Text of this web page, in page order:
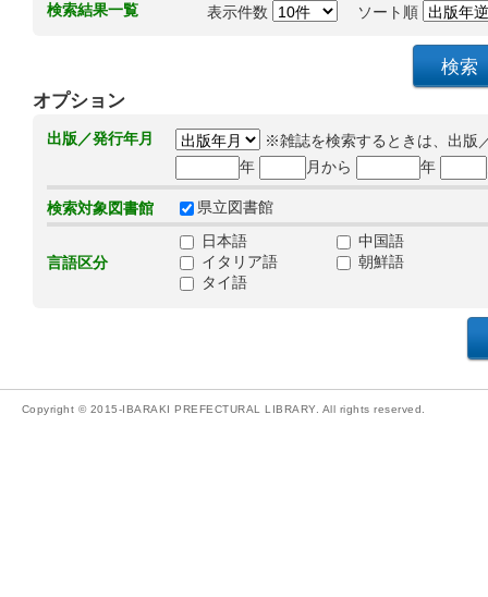
検索結果一覧 表示件数 ソート順
オプション
出版／発行年月
※雑誌を検索するときは、出版
年
月から 年
検索対象図書館 県立図書館
言語区分
日本語
中国語
イタリア語
朝鮮語
タイ語
Copyright © 2015-IBARAKI PREFECTURAL LIBRARY. All rights reserved.